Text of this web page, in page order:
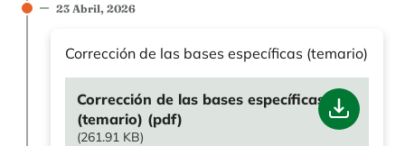
23 Abril, 2026
Corrección de las bases específicas (temario)
File
Corrección de las bases específicas
(temario) (pdf)
(261.91 KB)